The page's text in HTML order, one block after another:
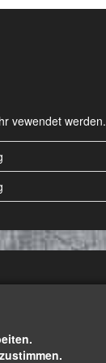
vewendet werden.